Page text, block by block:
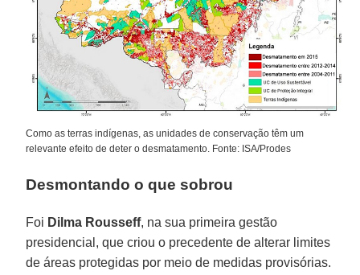
Como as terras indígenas, as unidades de conservação têm um
relevante efeito de deter o desmatamento. Fonte: ISA/Prodes
Desmontando o que sobrou
Foi Dilma Rousseff, na sua primeira gestão
presidencial, que criou o precedente de alterar limites
de áreas protegidas por meio de medidas provisórias.